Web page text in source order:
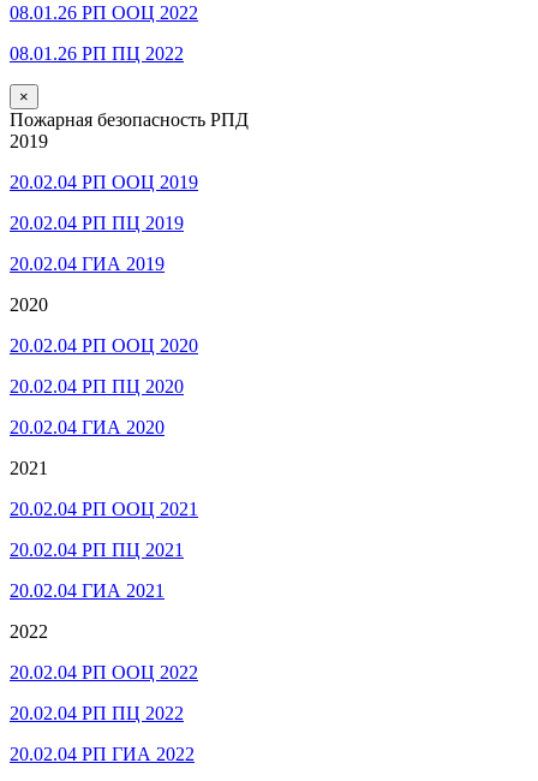
08.01.26 РП ООЦ 2022
08.01.26 РП ПЦ 2022
×
Пожарная безопасность РПД
2019
20.02.04 РП ООЦ 2019
20.02.04 РП ПЦ 2019
20.02.04 ГИА 2019
2020
20.02.04 РП ООЦ 2020
20.02.04 РП ПЦ 2020
20.02.04 ГИА 2020
2021
20.02.04 РП ООЦ 2021
20.02.04 РП ПЦ 2021
20.02.04 ГИА 2021
2022
20.02.04 РП ООЦ 2022
20.02.04 РП ПЦ 2022
20.02.04 РП ГИА 2022